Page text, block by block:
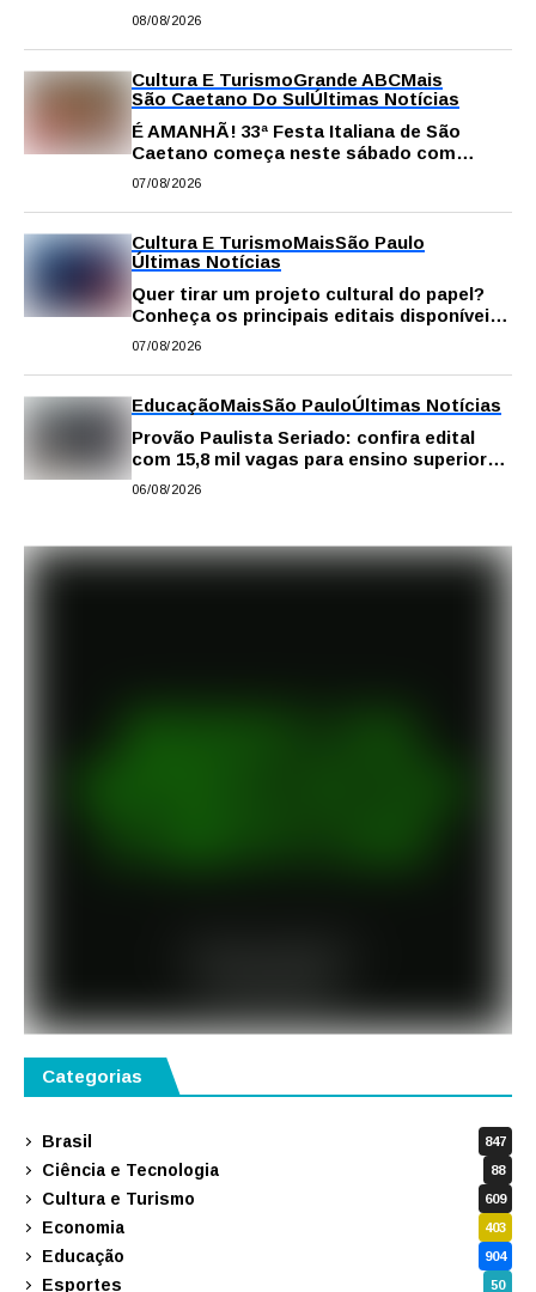
comissão processante contra vereador
08/08/2026
Cultura E TurismoGrande ABCMais
São Caetano Do SulÚltimas Notícias
É AMANHÃ! 33ª Festa Italiana de São
Caetano começa neste sábado com
gastronomia, música e solidariedade
07/08/2026
Cultura E TurismoMaisSão Paulo
Últimas Notícias
Quer tirar um projeto cultural do papel?
Conheça os principais editais disponíveis
em São Paulo
07/08/2026
EducaçãoMaisSão PauloÚltimas Notícias
Provão Paulista Seriado: confira edital
com 15,8 mil vagas para ensino superior
público
06/08/2026
Categorias
Brasil 847
Ciência e Tecnologia 88
Cultura e Turismo 609
Economia 403
Educação 904
Esportes 50